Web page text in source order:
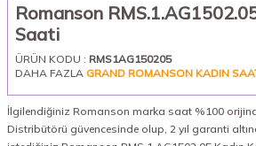
Romanson
Saati
ÜRÜN KODU : RMS1AG150205
DAHA FAZLA GRAND ROMANSON KADIN
İlgilendiğiniz Romanson marka saat %100
Distribütörü güvencesinde olup, 2 yıl garanti